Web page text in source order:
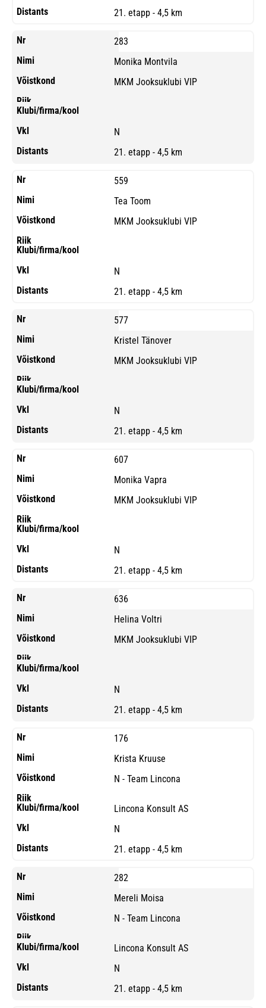
21. etapp - 4,5 km
283
Monika Montvila
MKM Jooksuklubi VIP
N
21. etapp - 4,5 km
559
Tea Toom
MKM Jooksuklubi VIP
N
21. etapp - 4,5 km
577
Kristel Tänover
MKM Jooksuklubi VIP
N
21. etapp - 4,5 km
607
Monika Vapra
MKM Jooksuklubi VIP
N
21. etapp - 4,5 km
636
Helina Voltri
MKM Jooksuklubi VIP
N
21. etapp - 4,5 km
176
Krista Kruuse
N - Team Lincona
Lincona Konsult AS
N
21. etapp - 4,5 km
282
Mereli Moisa
N - Team Lincona
Lincona Konsult AS
N
21. etapp - 4,5 km